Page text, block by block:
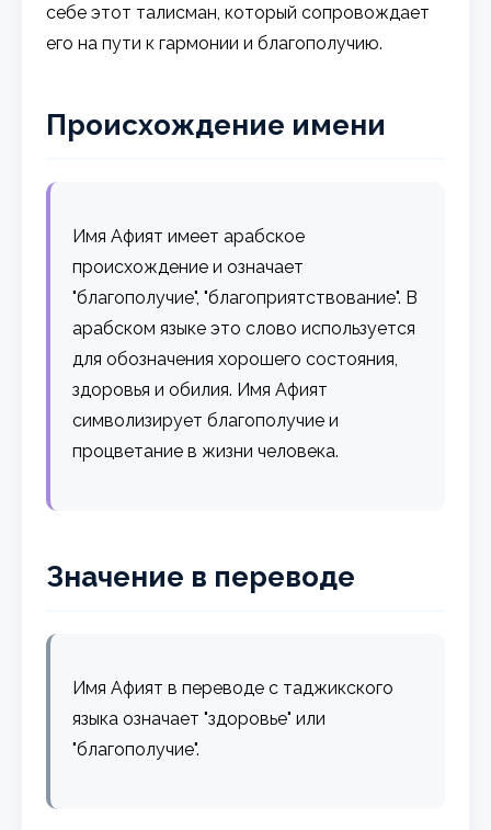
себе этот талисман, который сопровождает
его на пути к гармонии и благополучию.
Происхождение имени
Имя Афият имеет арабское
происхождение и означает
"благополучие", "благоприятствование". В
арабском языке это слово используется
для обозначения хорошего состояния,
здоровья и обилия. Имя Афият
символизирует благополучие и
процветание в жизни человека.
Значение в переводе
Имя Афият в переводе с таджикского
языка означает "здоровье" или
"благополучие".